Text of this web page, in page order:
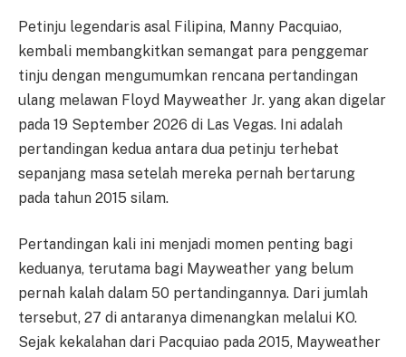
Petinju legendaris asal Filipina, Manny Pacquiao,
kembali membangkitkan semangat para penggemar
tinju dengan mengumumkan rencana pertandingan
ulang melawan Floyd Mayweather Jr. yang akan digelar
pada 19 September 2026 di Las Vegas. Ini adalah
pertandingan kedua antara dua petinju terhebat
sepanjang masa setelah mereka pernah bertarung
pada tahun 2015 silam.
Pertandingan kali ini menjadi momen penting bagi
keduanya, terutama bagi Mayweather yang belum
pernah kalah dalam 50 pertandingannya. Dari jumlah
tersebut, 27 di antaranya dimenangkan melalui KO.
Sejak kekalahan dari Pacquiao pada 2015, Mayweather